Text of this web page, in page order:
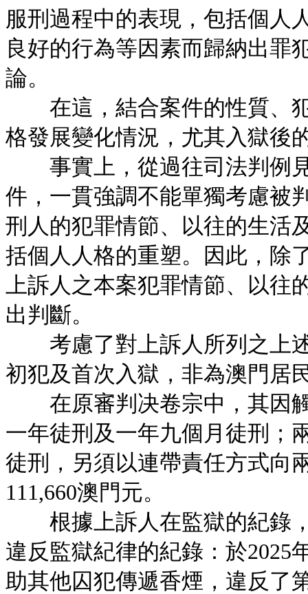
服刑過程中的表現，包括個人
良好的行為等因素而歸納出罪
論。
在這，結合案件的性質、犯
格發展變化情況，尤其入獄後
事實上，從過往司法判例見
件，一貫強調不能單獨考慮被
刑人的犯罪情節、以往的生活
括個人人格的重塑。因此，除
上訴人之本案犯罪情節、以往
出判斷。
考慮了對上訴人所列之上述
初犯及首次入獄，非為澳門居
在原審判决卷宗中，其因觸
一年徒刑及一年九個月徒刑；
徒刑，另須以連帶責任方式向
111,660澳門元。
根據上訴人在監獄的紀錄，
違反監獄紀律的紀錄：於2025
助其他囚犯傳遞香煙，違反了